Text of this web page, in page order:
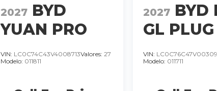
2027 BYD
YUAN PRO
DMI-I GL SUV
HIBRIDO
MOTOR 1.5
VIN: LC0C74C43V4008713Valores:27
Modelo: 011811
2027 BYD
GL
HYBRID
MOTOR
1.5LTS..
VIN:
Modelo: 011711